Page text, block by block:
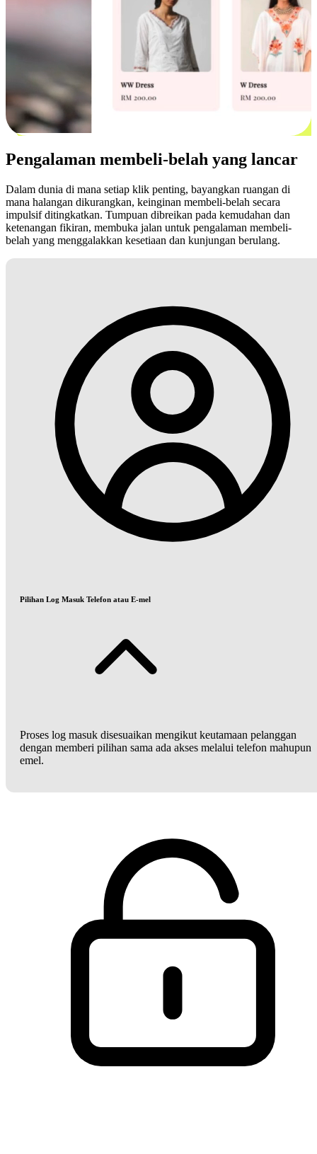
Pengalaman membeli-belah yang lancar
Dalam dunia di mana setiap klik penting, bayangkan ruangan di
mana halangan dikurangkan, keinginan membeli-belah secara
impulsif ditingkatkan. Tumpuan dibreikan pada kemudahan dan
ketenangan fikiran, membuka jalan untuk pengalaman membeli-
belah yang menggalakkan kesetiaan dan kunjungan berulang.
Pilihan Log Masuk Telefon atau E-mel
Proses log masuk disesuaikan mengikut keutamaan pelanggan
dengan memberi pilihan sama ada akses melalui telefon mahupun
emel.